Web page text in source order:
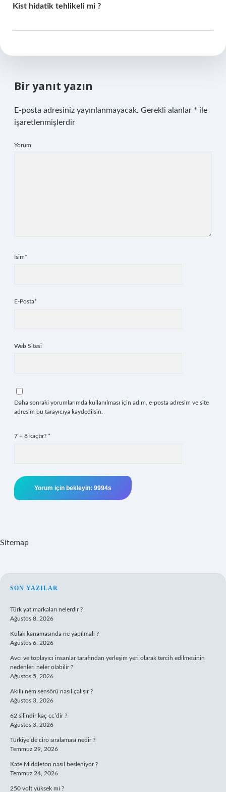
Kist hidatik tehlikeli mi ?
Bir yanıt yazın
E-posta adresiniz yayınlanmayacak. Gerekli alanlar * ile
işaretlenmişlerdir
Yorum
İsim*
E-Posta*
Web Sitesi
Daha sonraki yorumlarımda kullanılması için adım, e-posta adresim ve site
adresim bu tarayıcıya kaydedilsin.
7 + 8 kaçtır? *
Sitemap
SIDEBAR
SON YAZILAR
Türk yat markaları nelerdir ?
Ağustos 8, 2026
Kulak kanamasında ne yapılmalı ?
Ağustos 6, 2026
Avcı ve toplayıcı insanlar tarafından yerleşim yeri olarak tercih edilmesinin
nedenleri neler olabilir ?
Ağustos 5, 2026
Akıllı nem sensörü nasıl çalışır ?
Ağustos 3, 2026
62 silindir kaç cc’dir ?
Ağustos 3, 2026
Türkiye’de ciro sıralaması nedir ?
Temmuz 29, 2026
Kate Middleton nasıl besleniyor ?
Temmuz 24, 2026
250 volt yüksek mi ?